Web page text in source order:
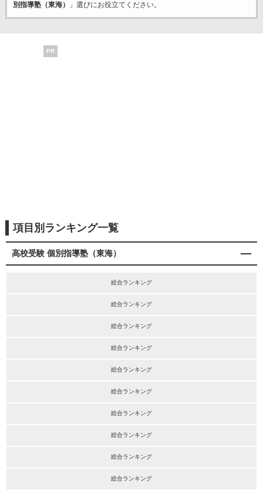
別指導塾（東海）
」選びにお役立てください。
PR
項目別ランキング一覧
高校受験 個別指導塾（東海）
総合ランキング
総合ランキング
総合ランキング
総合ランキング
総合ランキング
総合ランキング
総合ランキング
総合ランキング
総合ランキング
総合ランキング